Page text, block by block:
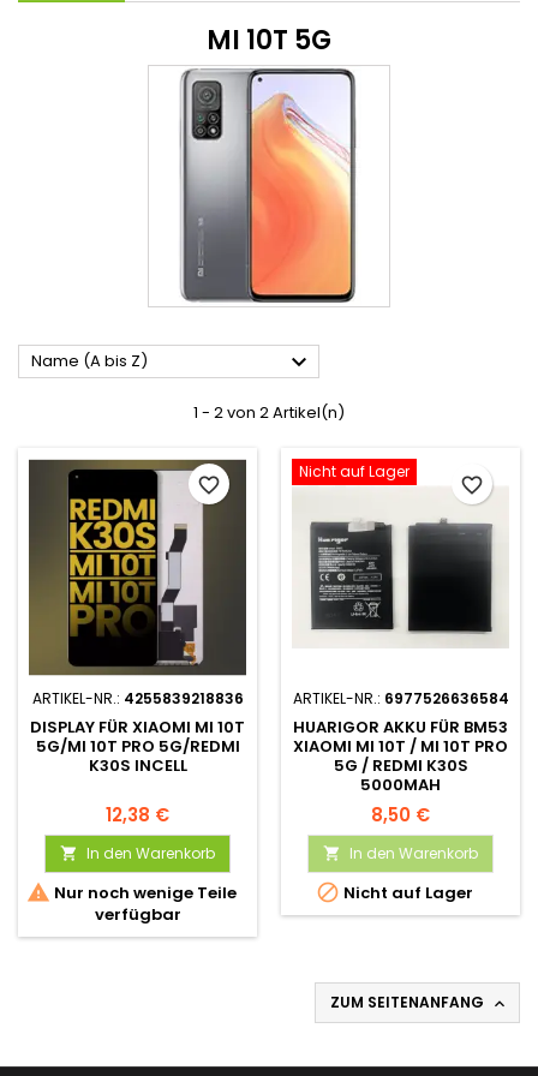
MI 10T 5G
Name (A bis Z) 
1 - 2 von 2 Artikel(n)
ARTIKEL-NR.: 4255839218836
DISPLAY FÜR XIAOMI MI 10T
5G/MI 10T PRO 5G/REDMI
K30S INCELL
12,38 €
 In den Warenkorb
 Nur noch wenige Teile
verfügbar
favorite_border
Nicht auf Lager
ARTIKEL-NR.: 6977526636584
HUARIGOR AKKU FÜR BM53
XIAOMI MI 10T / MI 10T PRO
5G / REDMI K30S
5000MAH
8,50 €
 In den Warenkorb
 Nicht auf Lager
favorite_border
ZUM SEITENANFANG 